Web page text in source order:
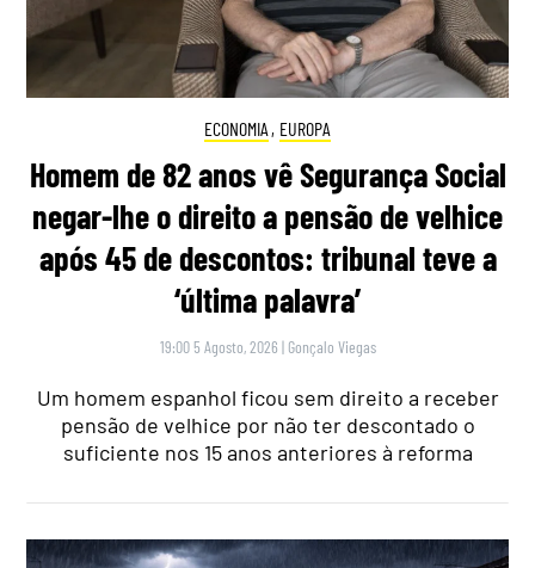
ECONOMIA , EUROPA
Homem de 82 anos vê Segurança Social
negar-lhe o direito a pensão de velhice
após 45 de descontos: tribunal teve a
‘última palavra’
19:00 5 Agosto, 2026 | Gonçalo Viegas
Um homem espanhol ficou sem direito a receber
pensão de velhice por não ter descontado o
suficiente nos 15 anos anteriores à reforma